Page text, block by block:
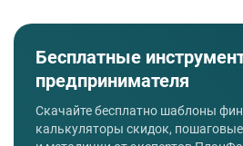
Бесплатные
предпринимателя
Скачайте бесплатно шаблоны
калькуляторы скидок,